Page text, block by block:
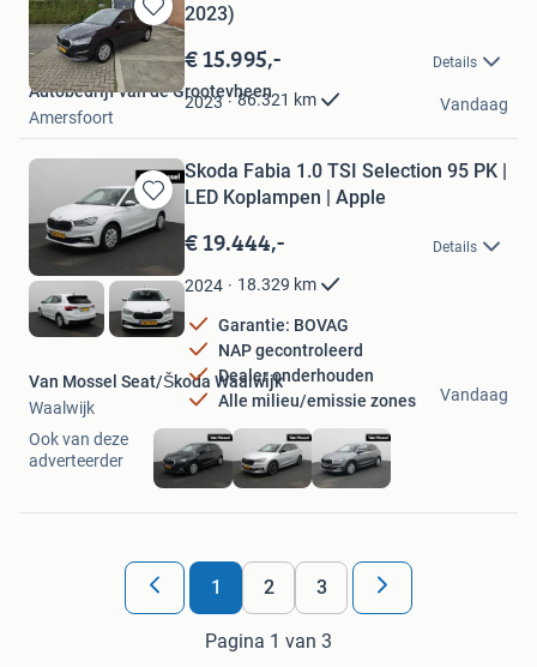
Bewaren
in
Mijn
Favorieten
2023)
€ 15.995,- Details
2023 86.321 km
Autobedrijf van de Grootevheen
Amersfoort
Vandaag
Bewaren
in
Favorieten
Skoda Fabia 1.0 TSI Selection 95 PK |
LED Koplampen | Apple
€ 19.444,- Details
2024 18.329 km
Garantie: BOVAG
NAP gecontroleerd
Dealer onderhouden
Alle milieu/emissie zones
Van Mossel Seat/Škoda Waalwijk
Waalwijk
Vandaag
Ook van deze
adverteerder
1 2 3
Pagina 1 van 3